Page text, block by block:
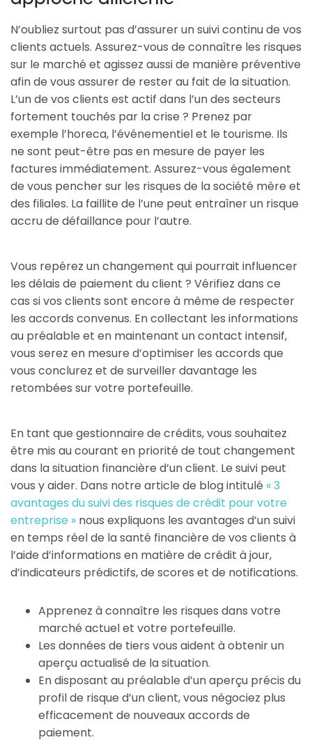
N’oubliez surtout pas d’assurer un suivi continu de vos
clients actuels. Assurez-vous de connaître les risques
sur le marché et agissez aussi de manière préventive
afin de vous assurer de rester au fait de la situation.
L’un de vos clients est actif dans l’un des secteurs
fortement touchés par la crise ? Prenez par
exemple l’horeca, l’événementiel et le tourisme. Ils
ne sont peut-être pas en mesure de payer les
factures immédiatement. Assurez-vous également
de vous pencher sur les risques de la société mère et
des filiales. La faillite de l’une peut entraîner un risque
accru de défaillance pour l’autre.
Vous repérez un changement qui pourrait influencer
les délais de paiement du client ? Vérifiez dans ce
cas si vos clients sont encore à même de respecter
les accords convenus. En collectant les informations
au préalable et en maintenant un contact intensif,
vous serez en mesure d’optimiser les accords que
vous conclurez et de surveiller davantage les
retombées sur votre portefeuille.
En tant que gestionnaire de crédits, vous souhaitez
être mis au courant en priorité de tout changement
dans la situation financière d’un client. Le suivi peut
vous y aider. Dans notre article de blog intitulé « 3
avantages du suivi des risques de crédit pour votre
entreprise » nous expliquons les avantages d’un suivi
en temps réel de la santé financière de vos clients à
l’aide d’informations en matière de crédit à jour,
d’indicateurs prédictifs, de scores et de notifications.
Apprenez à connaître les risques dans votre
marché actuel et votre portefeuille.
Les données de tiers vous aident à obtenir un
aperçu actualisé de la situation.
En disposant au préalable d’un aperçu précis du
profil de risque d’un client, vous négociez plus
efficacement de nouveaux accords de
paiement.